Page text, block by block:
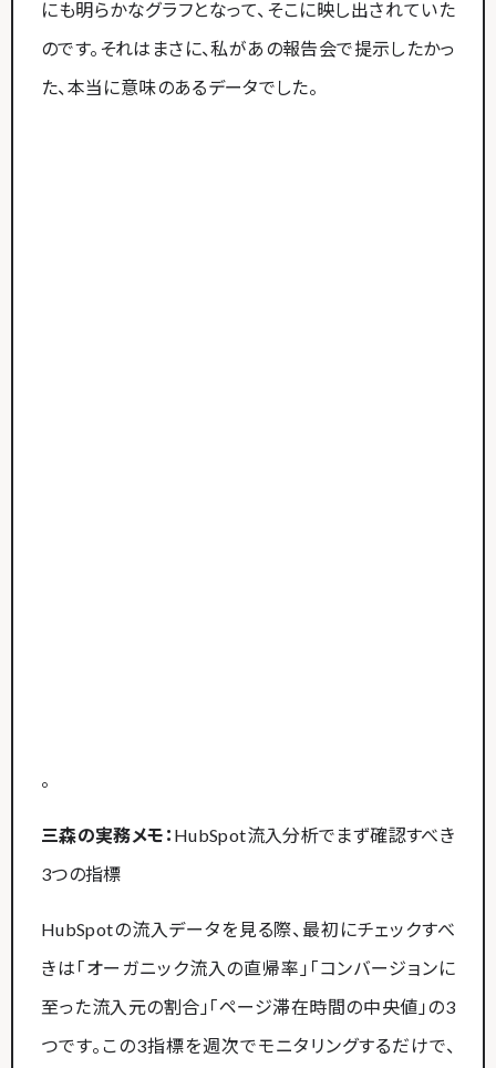
にも明らかなグラフとなって、そこに映し出されていた
のです。それはまさに、私があの報告会で提示したかっ
た、本当に意味のあるデータでした。
。
三森の実務メモ： HubSpot流入分析でまず確認すべき
3つの指標
HubSpotの流入データを見る際、最初にチェックすべ
きは「オーガニック流入の直帰率」「コンバージョンに
至った流入元の割合」「ページ滞在時間の中央値」の3
つです。この3指標を週次でモニタリングするだけで、